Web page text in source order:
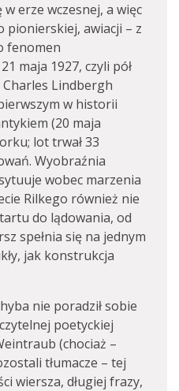
erze wczesnej, a więc
pionierskiej, awiacji – z
fenomen
maja 1927, czyli pół
Lindbergh
w historii
(20 maja
lot trwał 33
Wyobraźnia
wobec marzenia
Rilkego również nie
do lądowania, od
spełnia się na jednym
jak konstrukcja
nie poradził sobie
poetyckiej
(chociaż –
tłumacze – tej
wiersza, długiej frazy,